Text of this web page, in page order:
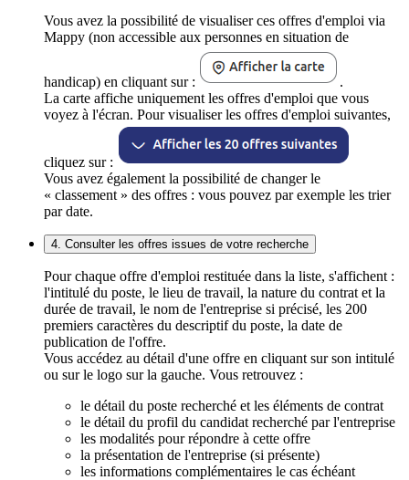
Vous avez la possibilité de visualiser ces offres d'emploi via
Mappy (non accessible aux personnes en situation de
handicap) en cliquant sur :
.
La carte affiche uniquement les offres d'emploi que vous
voyez à l'écran. Pour visualiser les offres d'emploi suivantes,
cliquez sur :
Vous avez également la possibilité de changer le
« classement » des offres : vous pouvez par exemple les trier
par date.
4. Consulter les offres issues de votre recherche
Pour chaque offre d'emploi restituée dans la liste, s'affichent :
l'intitulé du poste, le lieu de travail, la nature du contrat et la
durée de travail, le nom de l'entreprise si précisé, les 200
premiers caractères du descriptif du poste, la date de
publication de l'offre.
Vous accédez au détail d'une offre en cliquant sur son intitulé
ou sur le logo sur la gauche. Vous retrouvez :
le détail du poste recherché et les éléments de contrat
le détail du profil du candidat recherché par l'entreprise
les modalités pour répondre à cette offre
la présentation de l'entreprise (si présente)
les informations complémentaires le cas échéant